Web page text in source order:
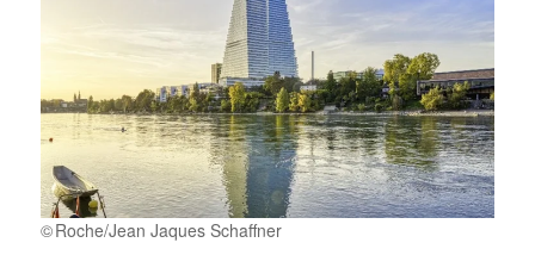
Roche/Jean Jaques Schaffner